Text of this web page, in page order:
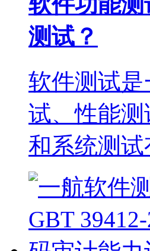
测试？
软件测试
试、性能
和系统测